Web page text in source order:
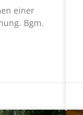
einer
Bgm.